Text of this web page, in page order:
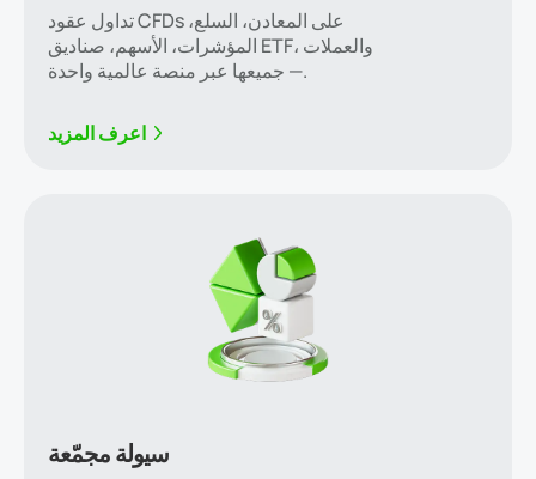
تداول عقود CFDs على المعادن، السلع،
المؤشرات، الأسهم، صناديق ETF، والعملات
— جميعها عبر منصة عالمية واحدة.
اعرف المزيد
سيولة مجمّعة